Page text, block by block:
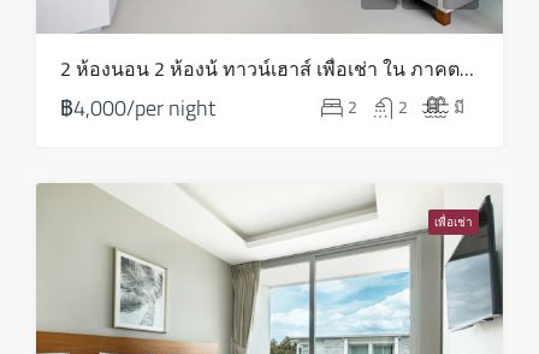
จันทร์
17
ส.ค.
19
2 ห้องนอน 2 ห้องน้ ทาวน์เฮาส์ เพื่อเช่า ใน ภาคตะวันออกเฉียงเหนือ – HV0110
฿4,000/per night 2 2 มี
เพื่อเช่า